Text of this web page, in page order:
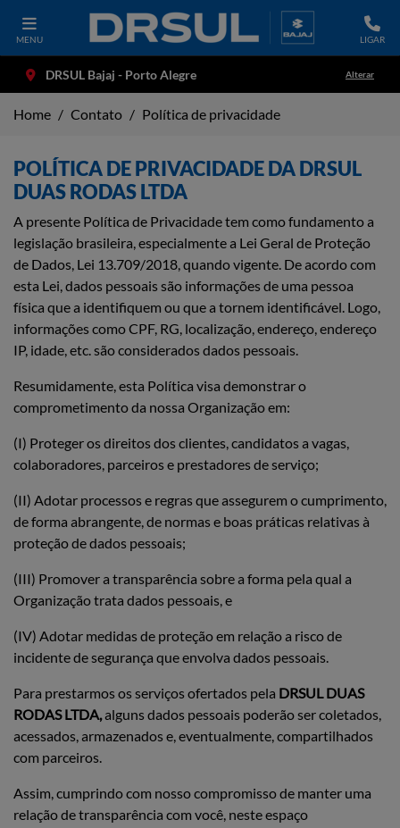
MENU LIGAR
DRSUL Bajaj - Porto Alegre Alterar
Home Contato Política de privacidade
POLÍTICA DE PRIVACIDADE DA DRSUL
DUAS RODAS LTDA
A presente Política de Privacidade tem como fundamento a
legislação brasileira, especialmente a Lei Geral de Proteção
de Dados, Lei 13.709/2018, quando vigente. De acordo com
esta Lei, dados pessoais são informações de uma pessoa
física que a identifiquem ou que a tornem identificável. Logo,
informações como CPF, RG, localização, endereço, endereço
IP, idade, etc. são considerados dados pessoais.
Resumidamente, esta Política visa demonstrar o
comprometimento da nossa Organização em:
(I) Proteger os direitos dos clientes, candidatos a vagas,
colaboradores, parceiros e prestadores de serviço;
(II) Adotar processos e regras que assegurem o cumprimento,
de forma abrangente, de normas e boas práticas relativas à
proteção de dados pessoais;
(III) Promover a transparência sobre a forma pela qual a
Organização trata dados pessoais, e
(IV) Adotar medidas de proteção em relação a risco de
incidente de segurança que envolva dados pessoais.
Para prestarmos os serviços ofertados pela DRSUL DUAS
RODAS LTDA,alguns dados pessoais poderão ser coletados,
acessados, armazenados e, eventualmente, compartilhados
com parceiros.
Assim, cumprindo com nosso compromisso de manter uma
relação de transparência com você, neste espaço